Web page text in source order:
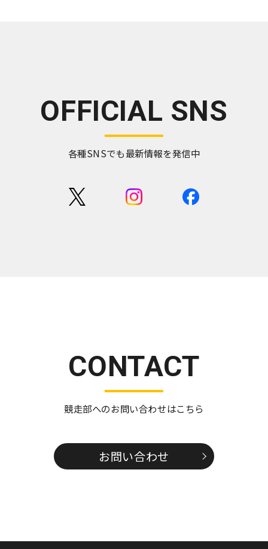
OFFICIAL SNS
各種SNSでも最新情報を発信中
CONTACT
競走部へのお問い合わせはこちら
お問い合わせ